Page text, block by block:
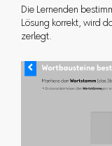
Die Lernenden
Lösung korrekt, wird
zerlegt.